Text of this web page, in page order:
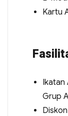
Kartu
Ikatan
Grup